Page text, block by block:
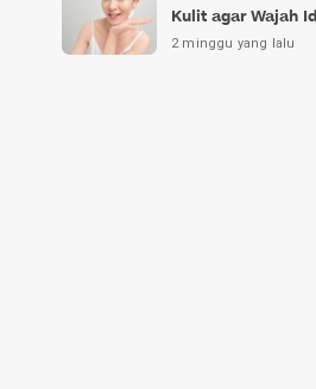
Kulit agar Wajah
Bukan Sekadar
2 minggu yang lalu